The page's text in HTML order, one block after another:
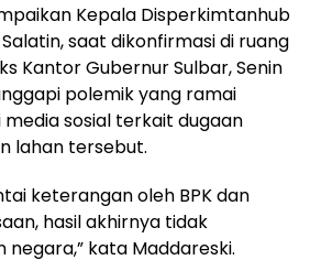
Kepala Disperkimtanhub
saat dikonfirmasi di ruang
Kantor Gubernur Sulbar, Senin
polemik yang ramai
sosial terkait dugaan
lahan tersebut.
keterangan oleh BPK dan
hasil akhirnya tidak
kata Maddareski.